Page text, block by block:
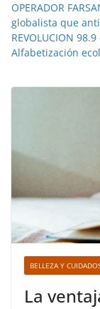
OPERADOR
globalista que
REVOLUCION 98.9
Alfabetización
BELLEZA Y
La